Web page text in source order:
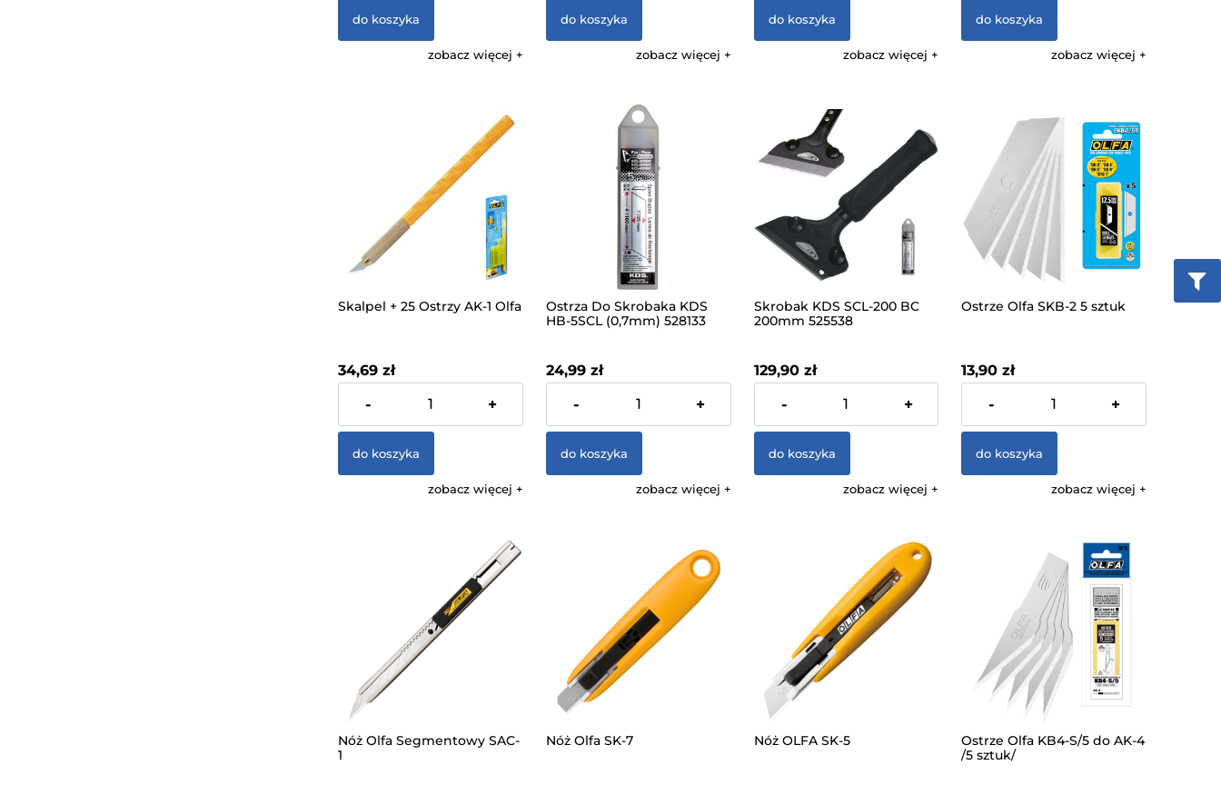
do koszyka
zobacz więcej
do koszyka
zobacz więcej
do koszyka
zobacz więcej
do koszyka
zobacz więcej
Skalpel + 25 Ostrzy AK-1 Olfa
34,69 zł
zawiera 23% VAT, bez kosztów
- +
do koszyka
zobacz więcej
Ostrza Do Skrobaka KDS
HB-5SCL (0,7mm) 528133
24,99 zł
zawiera 23% VAT, bez kosztów
- +
do koszyka
zobacz więcej
Skrobak KDS SCL-200 BC
200mm 525538
129,90 zł
zawiera 23% VAT, bez kosztów
- +
do koszyka
zobacz więcej
Ostrze Olfa SKB-2 5 sztuk
13,90 zł
zawiera 23% VAT, bez kosztów
- +
do koszyka
zobacz więcej
Nóż Olfa Segmentowy SAC-
1
Nóż Olfa SK-7 Nóż OLFA SK-5
Ostrze Olfa KB4-S/5 do AK-4
/5 sztuk/